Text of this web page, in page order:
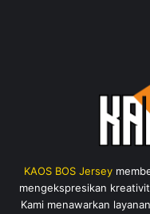
KAOS BOS Jersey
mengekspresikan
Kami menawarkan